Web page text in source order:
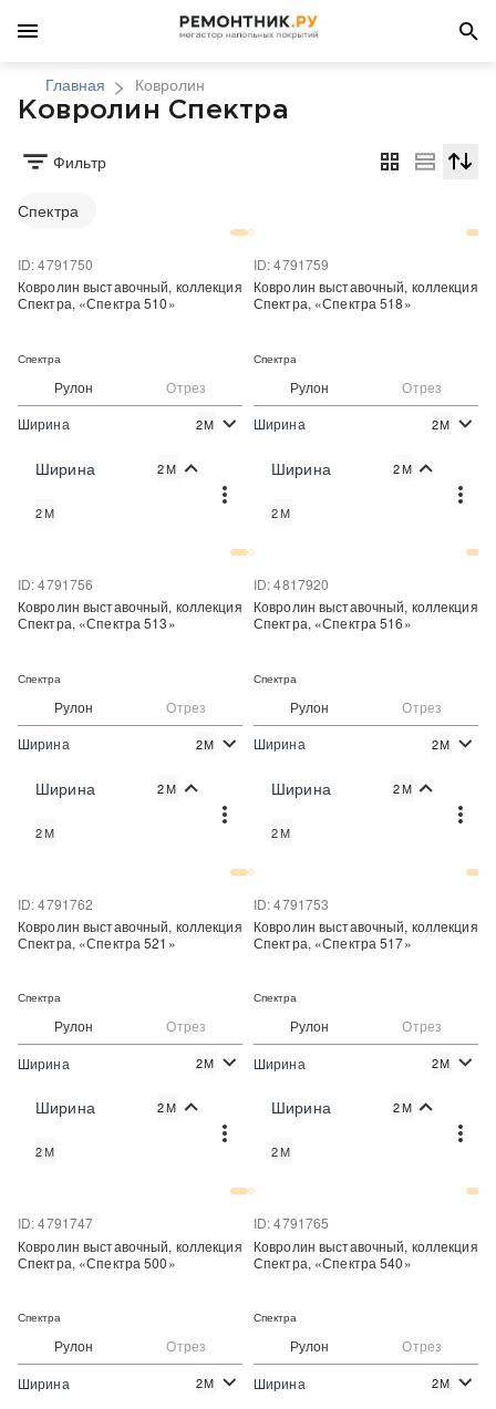
Главная Ковролин
Ковролин Спектра
Фильтр
Спектра
Рулон Отрез
ID: 4791750
Цена:
Ковролин выставочный, коллекция
Спектра, «Спектра 510»
Спектра
Ширина 2М
Ширина 2М
2М
Рулон Отрез
ID: 4791759
Цена:
Ковролин выставочный, коллекция
Спектра, «Спектра 518»
Спектра
Ширина 2М
Ширина 2М
2М
Рулон Отрез
ID: 4791756
Цена:
Ковролин выставочный, коллекция
Спектра, «Спектра 513»
Спектра
Ширина 2М
Ширина 2М
2М
Рулон Отрез
ID: 4817920
Цена:
Ковролин выставочный, коллекция
Спектра, «Спектра 516»
Спектра
Ширина 2М
Ширина 2М
2М
Рулон Отрез
ID: 4791762
Цена:
Ковролин выставочный, коллекция
Спектра, «Спектра 521»
Спектра
Ширина 2М
Ширина 2М
2М
Рулон Отрез
ID: 4791753
Цена:
Ковролин выставочный, коллекция
Спектра, «Спектра 517»
Спектра
Ширина 2М
Ширина 2М
2М
Рулон Отрез
ID: 4791747
Ковролин выставочный, коллекция
Спектра, «Спектра 500»
Спектра
Ширина 2М
Рулон Отрез
ID: 4791765
Ковролин выставочный, коллекция
Спектра, «Спектра 540»
Спектра
Ширина 2М